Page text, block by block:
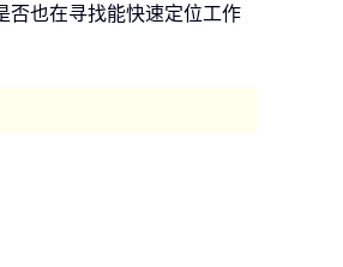
也在寻找能快速定位工作